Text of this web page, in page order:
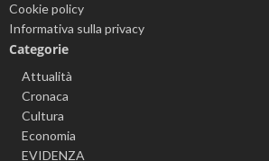
Cookie policy
Informativa sulla privacy
Categorie
Attualità
Cronaca
Cultura
Economia
EVIDENZA